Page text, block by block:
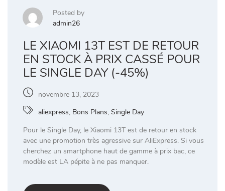
Posted by
admin26
LE XIAOMI 13T EST DE RETOUR
EN STOCK À PRIX CASSÉ POUR
LE SINGLE DAY (-45%)
novembre 13, 2023
aliexpress, Bons Plans, Single Day
Pour le Single Day, le Xiaomi 13T est de retour en stock
avec une promotion très agressive sur AliExpress. Si vous
cherchez un smartphone haut de gamme à prix bac, ce
modèle est LA pépite à ne pas manquer.